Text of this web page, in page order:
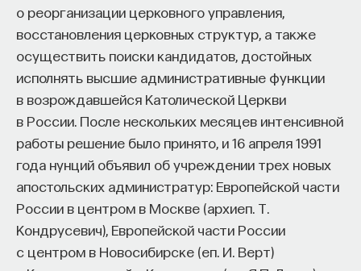
о реорганизации церковного управления,
восстановления церковных структур, а также
осуществить поиски кандидатов, достойных
исполнять высшие административные функции
в возрождавшейся Католической Церкви
в России. После нескольких месяцев интенсивной
работы решение было принято, и 16 апреля 1991
года нунций объявил об учреждении трех новых
апостольских администратур: Европейской части
России в центром в Москве (архиеп. Т.
Кондрусевич), Европейской части России
с центром в Новосибирске (еп. И. Верт)